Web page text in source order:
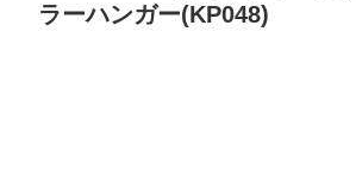
ラーハンガー(KP048)